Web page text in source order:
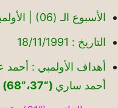
الأسبوع الـ (06) | الأولمبي (5-0) المنصورة
التاريخ : 18/11/1991
أحمد ساري (“37،”68)